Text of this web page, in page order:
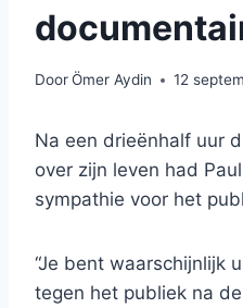
DoorÖmer Aydin 12
Na een drieënhalf uur
over zijn leven had
sympathie voor het
“Je bent waarschijnlijk
tegen het publiek na